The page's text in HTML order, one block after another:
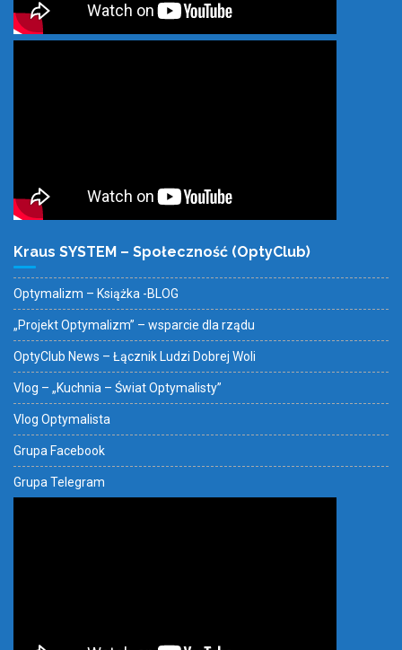
Kraus SYSTEM – Społeczność (OptyClub)
Optymalizm – Książka -BLOG
„Projekt Optymalizm” – wsparcie dla rządu
OptyClub News – Łącznik Ludzi Dobrej Woli
Vlog – „Kuchnia – Świat Optymalisty”
Vlog Optymalista
Grupa Facebook
Grupa Telegram